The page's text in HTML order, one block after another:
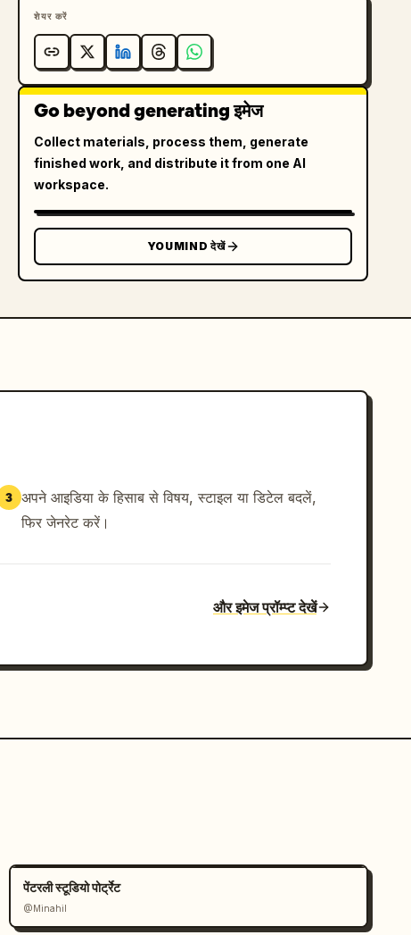
शेयर करें
Go beyond generating इमेज
Collect materials, process them, generate
finished work, and distribute it from one AI
workspace.
YOUMIND देखें
3 अपने आइडिया के हिसाब से विषय, स्टाइल या डिटेल बदलें,
फिर जेनरेट करें।
और इमेज प्रॉम्प्ट देखें
पेंटरली स्टूडियो पोर्ट्रेट
@Minahil